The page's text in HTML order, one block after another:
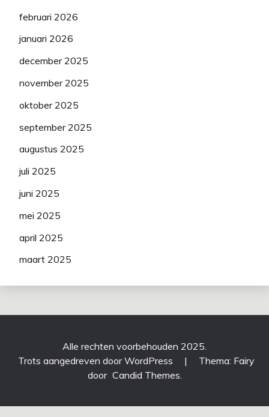
februari 2026
januari 2026
december 2025
november 2025
oktober 2025
september 2025
augustus 2025
juli 2025
juni 2025
mei 2025
april 2025
maart 2025
Alle rechten voorbehouden 2025.
Trots aangedreven door WordPress
|
Thema: Fairy
door Candid Themes.